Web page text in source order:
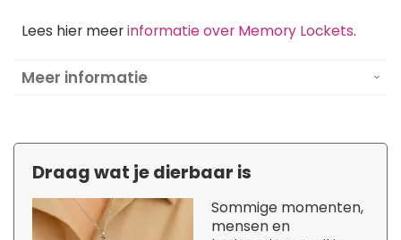
Lees hier meerinformatie over Memory Lockets.
Meer informatie
Draag wat je dierbaar is
Sommige momenten,
mensen en